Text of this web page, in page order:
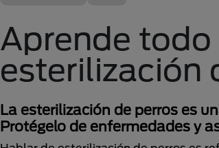
Aprende todo
esterilización
La esterilización de perros es
Protégelo de enfermedades y